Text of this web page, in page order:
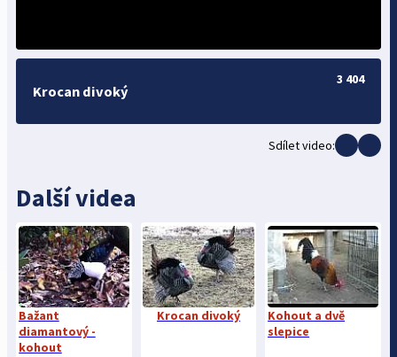
Krocan divoký
3 404
Sdílet video:
Další videa
Bažant
diamantový -
kohout
Krocan divoký
Kohout a dvě
slepice